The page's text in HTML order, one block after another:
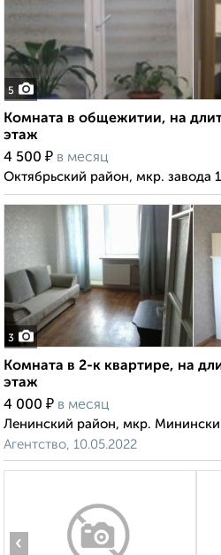
5
Комната в общежитии, на
этаж
4 500 ₽ в месяц
Октябрьский район, мкр. завода
3
Комната в 2-к квартире, на
этаж
4 000 ₽ в месяц
Ленинский район, мкр.
Агентство, 10.05.2022
‹